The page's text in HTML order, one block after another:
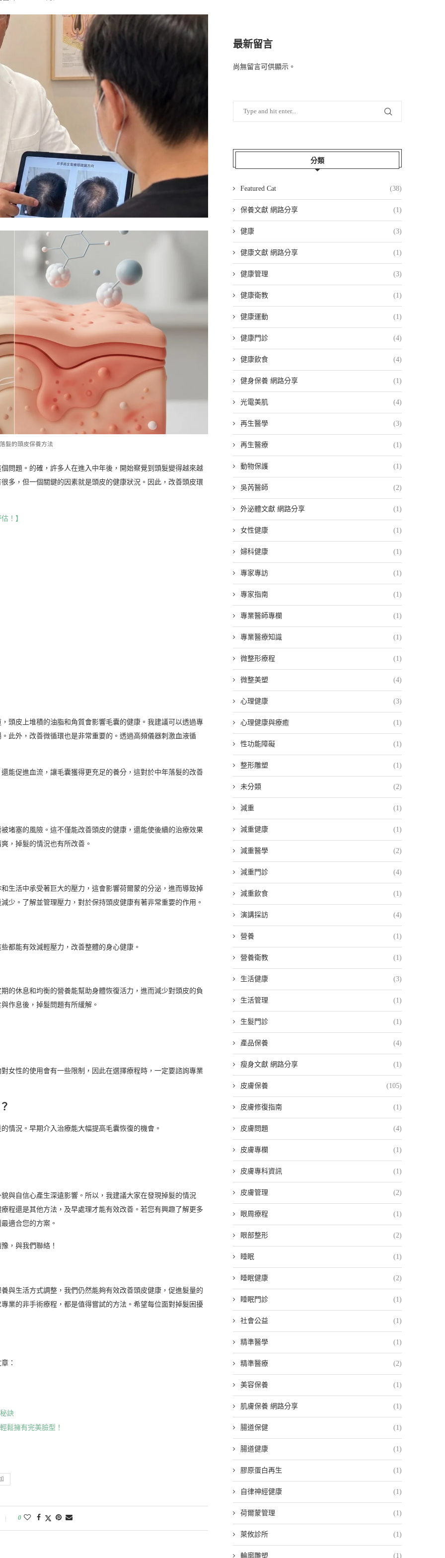
髮的頭皮保養方法
問題。的確，許多人在進入中年後，開始察覺到頭髮變得越來越
多，但一個關鍵的因素就是頭皮的健康狀況。因此，改善頭皮環
！】
頭皮上堆積的油脂和角質會影響毛囊的健康。我建議可以透過專
此外，改善微循環也是非常重要的。透過高頻儀器刺激血液循
能促進血流，讓毛囊獲得更充足的養分，這對於中年落髮的改善
堵塞的風險。這不僅能改善頭皮的健康，還能使後續的治療效果
，掉髮的情況也有所改善。
生活中承受著巨大的壓力，這會影響荷爾蒙的分泌，進而導致掉
少。了解並管理壓力，對於保持頭皮健康有著非常重要的作用。
都能有效減輕壓力，改善整體的身心健康。
的休息和均衡的營養能幫助身體恢復活力，進而減少對頭皮的負
作息後，掉髮問題有所緩解。
女性的使用會有一些限制，因此在選擇療程時，一定要諮詢專業
情況。早期介入治療能大幅提高毛囊恢復的機會。
與自信心產生深遠影響。所以，我建議大家在發現掉髮的情況
程還是其他方法，及早處理才能有效改善。若您有興趣了解更多
適合您的方案。
，與我們聯絡！
與生活方式調整，我們仍然能夠有效改善頭皮健康，促進髮量的
業的非手術療程，都是值得嘗試的方法。希望每位面對掉髮困擾
：
訣
鬆擁有完美臉型！
0
最新留言
尚無留言可供顯示。
分類
Featured Cat (38)
保養文獻 網路分享 (1)
健康 (3)
健康文獻 網路分享 (1)
健康管理 (3)
健康衛教 (1)
健康運動 (1)
健康門診 (4)
健康飲食 (4)
健身保養 網路分享 (1)
光電美肌 (4)
再生醫學 (3)
再生醫療 (1)
動物保護 (1)
吳芮醫師 (2)
外泌體文獻 網路分享 (1)
女性健康 (1)
婦科健康 (1)
專家專訪 (1)
專家指南 (1)
專業醫師專欄 (1)
專業醫療知識 (1)
微整形療程 (1)
微整美塑 (4)
心理健康 (3)
心理健康與療癒 (1)
性功能障礙 (1)
整形雕塑 (1)
未分類 (2)
減重 (1)
減重健康 (1)
減重醫學 (2)
減重門診 (4)
減重飲食 (1)
演講採訪 (4)
營養 (1)
營養衛教 (1)
生活健康 (3)
生活管理 (1)
生髮門診 (1)
產品保養 (4)
瘦身文獻 網路分享 (1)
皮膚保養 (105)
皮膚修復指南 (1)
皮膚問題 (4)
皮膚專欄 (1)
皮膚專科資訊 (1)
皮膚管理 (2)
眼周療程 (1)
眼部整形 (2)
睡眠 (1)
睡眠健康 (2)
睡眠門診 (1)
社會公益 (1)
精準醫學 (1)
精準醫療 (2)
美容保養 (1)
肌膚保養 網路分享 (1)
腸道保健 (1)
腸道健康 (1)
膠原蛋白再生 (1)
自律神經健康 (1)
荷爾蒙管理 (1)
萊攸診所 (1)
輪廓雕塑 (1)